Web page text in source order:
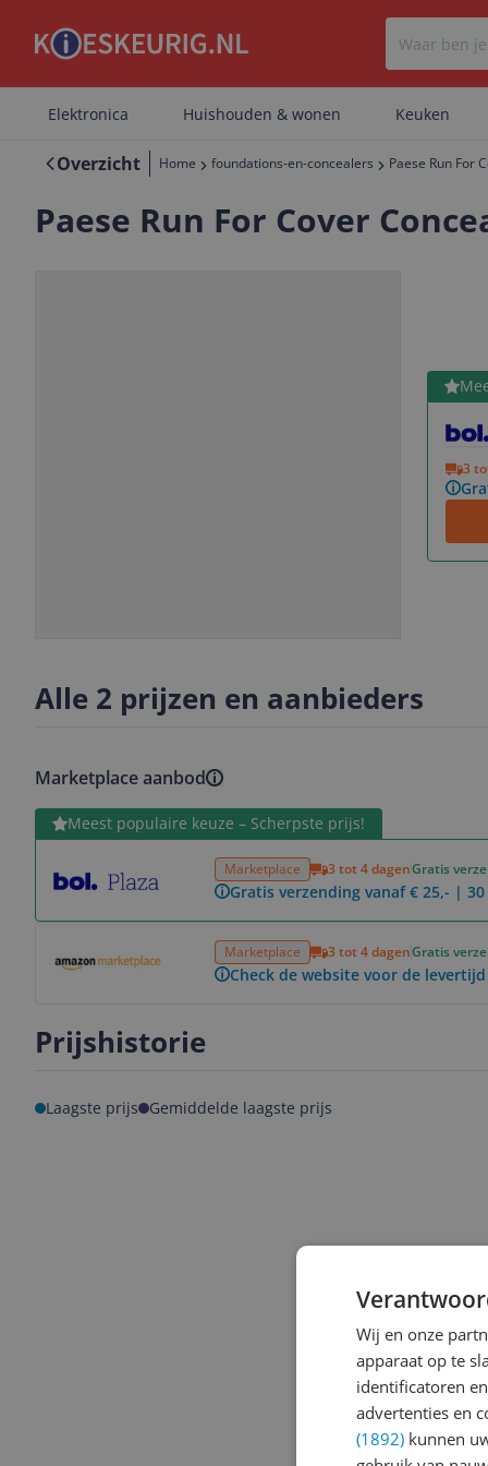
Elektronica Huishouden & wonen Keuken
Overzicht Home foundations-en-concealers Paese Run For
Paese Run For Cover
3
Bekijk
Alle 2 prijzen en aanbieders
Marketplace aanbod
Meest populaire keuze – Scherpste prijs!
Marketplace 3 tot 4 dagenGratis
Gratis verzending vanaf € 25,- |
Bekijk product
Marketplace 3 tot 4 dagenGratis
Check de website voor de
Prijshistorie
Laagste prijs Gemiddelde laagste prijs
Wij en onze
apparaat op te
identificatoren
advertenties en
(1892) kunnen